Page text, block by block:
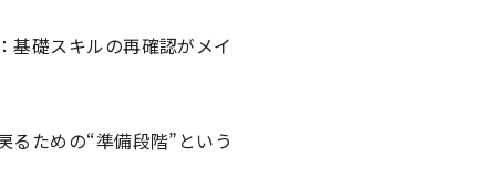
基礎スキルの再確認がメイ
るための“準備段階”という